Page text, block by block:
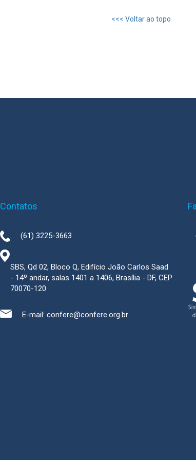
<<< Voltar ao topo
Contatos
(61) 3225-3663
SBS, Qd 02, Bloco Q, Edifício João Carlos Saad
- 14º andar, salas 1401 a 1406, Brasília - DF, CEP
70070-120
E-mail: confere@confere.org.br